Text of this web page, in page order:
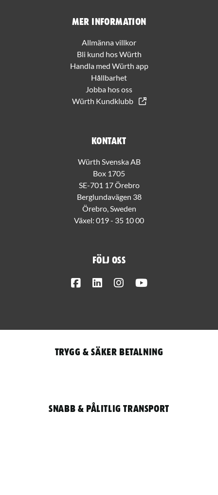
Mer information
Allmänna villkor
Bli kund hos Würth
Handla med Würth app
Hållbarhet
Jobba hos oss
Würth Kundklubb
Kontakt
Würth Svenska AB
Box 1705
SE-701 17 Örebro
Berglundavägen 38
Örebro, Sweden
Växel: 019 - 35 10 00
Följ oss
FacebookLinkedInInstagram
Trygg & säker betalning
Snabb & pålitlig transport